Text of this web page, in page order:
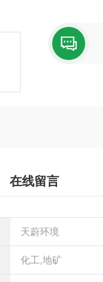
在线留言
天蔚环境
化工,地矿